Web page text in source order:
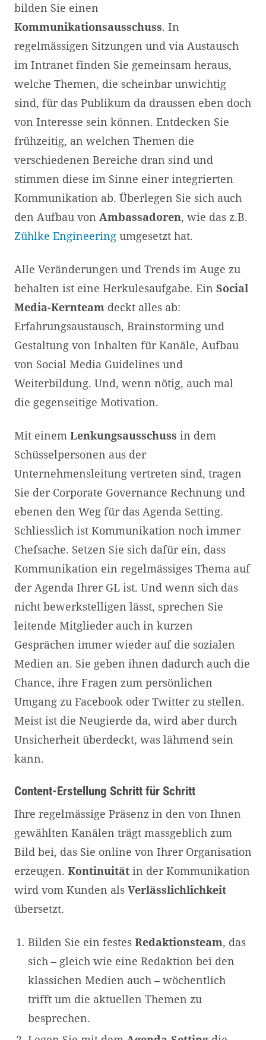
bilden Sie einen
Kommunikationsausschuss. In
regelmässigen Sitzungen und via Austausch
im Intranet finden Sie gemeinsam heraus,
welche Themen, die scheinbar unwichtig
sind, für das Publikum da draussen eben doch
von Interesse sein können. Entdecken Sie
frühzeitig, an welchen Themen die
verschiedenen Bereiche dran sind und
stimmen diese im Sinne einer integrierten
Kommunikation ab. Überlegen Sie sich auch
den Aufbau von Ambassadoren, wie das z.B.
Zühlke Engineering umgesetzt hat.
Alle Veränderungen und Trends im Auge zu
behalten ist eine Herkulesaufgabe. Ein Social
Media-Kernteam deckt alles ab:
Erfahrungsaustausch, Brainstorming und
Gestaltung von Inhalten für Kanäle, Aufbau
von Social Media Guidelines und
Weiterbildung. Und, wenn nötig, auch mal
die gegenseitige Motivation.
Mit einem Lenkungsausschuss in dem
Schüsselpersonen aus der
Unternehmensleitung vertreten sind, tragen
Sie der Corporate Governance Rechnung und
ebenen den Weg für das Agenda Setting.
Schliesslich ist Kommunikation noch immer
Chefsache. Setzen Sie sich dafür ein, dass
Kommunikation ein regelmässiges Thema auf
der Agenda Ihrer GL ist. Und wenn sich das
nicht bewerkstelligen lässt, sprechen Sie
leitende Mitglieder auch in kurzen
Gesprächen immer wieder auf die sozialen
Medien an. Sie geben ihnen dadurch auch die
Chance, ihre Fragen zum persönlichen
Umgang zu Facebook oder Twitter zu stellen.
Meist ist die Neugierde da, wird aber durch
Unsicherheit überdeckt, was lähmend sein
kann.
Content-Erstellung Schritt für Schritt
Ihre regelmässige Präsenz in den von Ihnen
gewählten Kanälen trägt massgeblich zum
Bild bei, das Sie online von Ihrer Organisation
erzeugen. Kontinuität in der Kommunikation
wird vom Kunden als Verlässlichlichkeit
übersetzt.
Bilden Sie ein festes Redaktionsteam, das
sich – gleich wie eine Redaktion bei den
klassichen Medien auch – wöchentlich
trifft um die aktuellen Themen zu
besprechen.